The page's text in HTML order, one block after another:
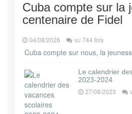
Cuba compte sur la
centenaire de Fidel
04/08/2026 vu 744 fois
Cuba compte sur nous, la
Le calendrier
2023-2024
27/08/2023